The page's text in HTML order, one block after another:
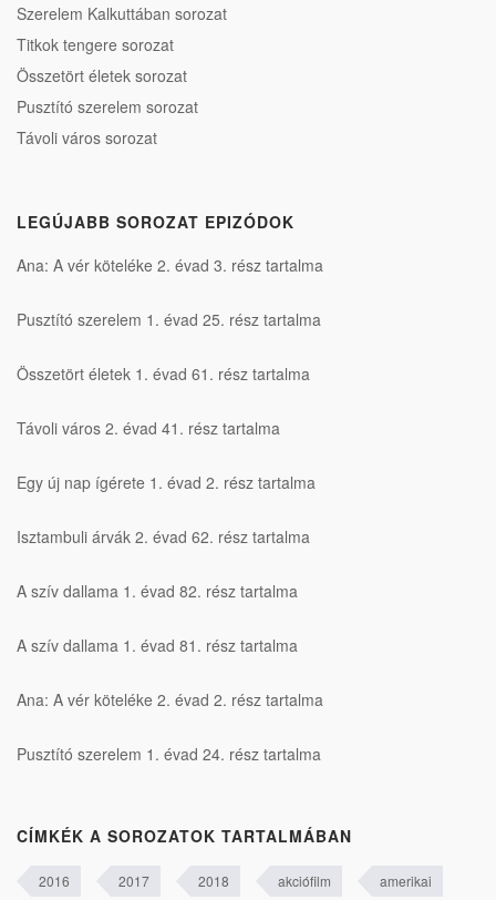
Szerelem Kalkuttában sorozat
Titkok tengere sorozat
Összetört életek sorozat
Pusztító szerelem sorozat
Távoli város sorozat
LEGÚJABB SOROZAT EPIZÓDOK
Ana: A vér köteléke 2. évad 3. rész tartalma
Pusztító szerelem 1. évad 25. rész tartalma
Összetört életek 1. évad 61. rész tartalma
Távoli város 2. évad 41. rész tartalma
Egy új nap ígérete 1. évad 2. rész tartalma
Isztambuli árvák 2. évad 62. rész tartalma
A szív dallama 1. évad 82. rész tartalma
A szív dallama 1. évad 81. rész tartalma
Ana: A vér köteléke 2. évad 2. rész tartalma
Pusztító szerelem 1. évad 24. rész tartalma
CÍMKÉK A SOROZATOK TARTALMÁBAN
2016 2017 2018 akciófilm amerikai